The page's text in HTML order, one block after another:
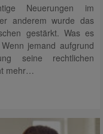
Neuerungen im
anderem wurde das
gestärkt. Was es
jemand aufgrund
seine rechtlichen
mehr…